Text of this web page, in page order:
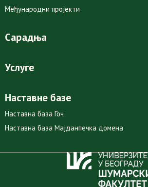
Међународни пројекти
Сарадња
Услуге
Наставне базе
Наставна база Гоч
Наставна база Мајданпечка домена